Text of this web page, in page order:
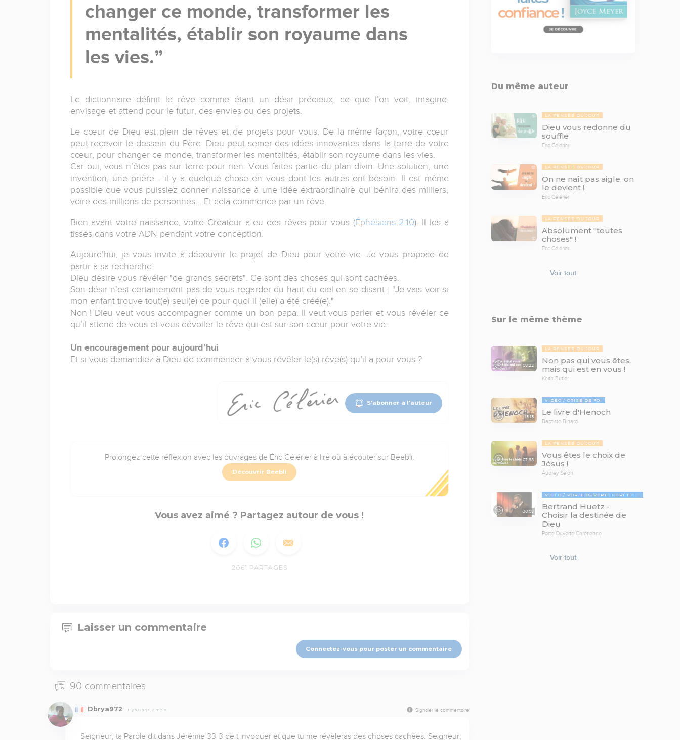
changer ce monde, transformer les
mentalités, établir son royaume dans
les vies.
Le dictionnaire définit le rêve comme étant un désir précieux, ce que l’on voit, imagine,
envisage et attend pour le futur, des envies ou des projets.
Le cœur de Dieu est plein de rêves et de projets pour vous. De la même façon, votre cœur
peut recevoir le dessein du Père. Dieu peut semer des idées innovantes dans la terre de votre
cœur, pour changer ce monde, transformer les mentalités, établir son royaume dans les vies.
Car oui, vous n’êtes pas sur terre pour rien. Vous faites partie du plan divin. Une solution, une
invention, une prière... il y a quelque chose en vous dont les autres ont besoin. Il est même
possible que vous puissiez donner naissance à une idée extraordinaire qui bénira des milliers,
voire des millions de personnes… Et cela commence par un rêve.
Bien avant votre naissance, votre Créateur a eu des rêves pour vous (Éphésiens 2.10). Il les a
tissés dans votre ADN pendant votre conception.
Aujourd’hui, je vous invite à découvrir le projet de Dieu pour votre vie. Je vous propose de
partir à sa recherche.
Dieu désire vous révéler "de grands secrets". Ce sont des choses qui sont cachées.
Son désir n’est certainement pas de vous regarder du haut du ciel en se disant : "Je vais voir si
mon enfant trouve tout(e) seul(e) ce pour quoi il (elle) a été créé(e)."
Non ! Dieu veut vous accompagner comme un bon papa. Il veut vous parler et vous révéler ce
qu’il attend de vous et vous dévoiler le rêve qui est sur son cœur pour votre vie.
Un encouragement pour aujourd’hui
Et si vous demandiez à Dieu de commencer à vous révéler le(s) rêve(s) qu’il a pour vous ?
S'abonner à l'auteur
Prolongez cette réflexion avec les ouvrages de Éric Célérier à lire où à écouter sur Beebli.
Découvrir Beebli
Vous avez aimé ? Partagez autour de vous !
2061 PARTAGES
Laisser un commentaire
Connectez-vous pour poster un commentaire
90 commentaires
Dbrya972 Il y a 8 ans, 7 mois Signaler le commentaire
Seigneur, ta Parole dit dans Jérémie 33-3 de t invoquer et que tu me révèleras des choses cachées. Seigneur,
Du même auteur
LA PENSÉE DU JOUR
Dieu vous redonne du
souffle
Éric Célérier
LA PENSÉE DU JOUR
On ne naît pas aigle, on
le devient !
Éric Célérier
LA PENSÉE DU JOUR
Absolument "toutes
choses" !
Éric Célérier
Voir tout
Sur le même thème
08:22
LA PENSÉE DU JOUR
Non pas qui vous êtes,
mais qui est en vous !
Keith Butler
15:15
VIDÉO CRISE DE FOI
Le livre d'Henoch
Baptiste Binard
07:38
LA PENSÉE DU JOUR
Vous êtes le choix de
Jésus !
Audrey Selon
30:08
VIDÉO PORTE OUVERTE CHRÉTIENNE
Bertrand Huetz -
Choisir la destinée de
Dieu
Porte Ouverte Chrétienne
Voir tout